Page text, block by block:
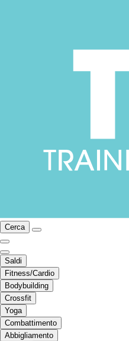
Cerca
Saldi
Fitness/Cardio
Bodybuilding
Crossfit
Yoga
Combattimento
Abbigliamento